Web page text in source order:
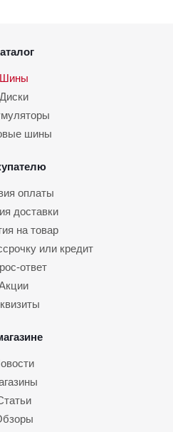
Шины
Диски
шины
оплаты
доставки
на товар
или кредит
ответ